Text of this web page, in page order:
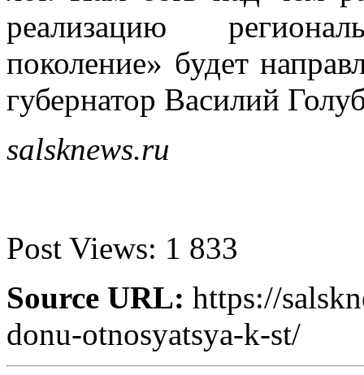
реализацию
поколение» будет
губернатор Василий
salsknews.ru
Post Views: 1 833
Source URL: https://
donu-otnosyatsya-k-st/